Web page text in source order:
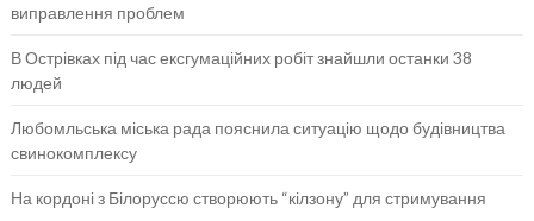
виправлення проблем
В Острівках під час ексгумаційних робіт знайшли останки 38
людей
Любомльська міська рада пояснила ситуацію щодо будівництва
свинокомплексу
На кордоні з Білоруссю створюють “кілзону” для стримування